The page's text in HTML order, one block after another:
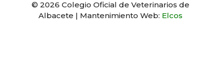
© 2026 Colegio Oficial de Veterinarios de
Albacete | Mantenimiento Web: Elcos